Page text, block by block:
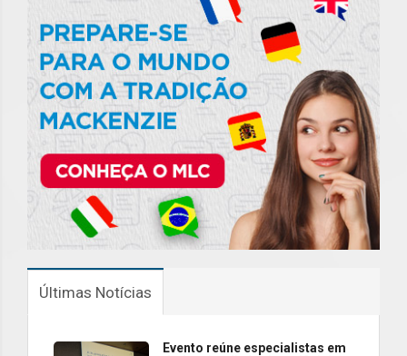
Últimas Notícias
Evento reúne especialistas em